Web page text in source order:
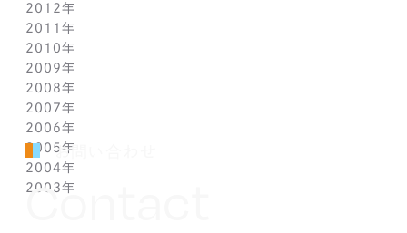
1月(2)
1月(2)
3月(1)
2月(1)
1月(2)
2月(1)
3月(1)
2月(1)
1月(1)
7月(1)
5月(1)
4月(1)
3月(1)
2月(1)
1月(1)
8月(1)
7月(1)
6月(1)
5月(1)
4月(1)
3月(1)
2月(1)
1月(1)
9月(1)
8月(1)
7月(1)
6月(1)
5月(1)
4月(1)
3月(1)
2月(1)
1月(1)
10月(1)
9月(1)
8月(1)
7月(1)
6月(1)
5月(1)
4月(1)
3月(1)
2月(1)
1月(1)
11月(1)
10月(1)
9月(1)
8月(1)
7月(1)
6月(1)
5月(1)
4月(1)
3月(1)
2月(1)
12月(1)
11月(1)
10月(1)
9月(1)
8月(1)
7月(1)
6月(1)
5月(1)
4月(1)
3月(1)
2012年
12月(1)
11月(1)
10月(1)
9月(1)
8月(1)
7月(1)
6月(1)
5月(1)
4月(1)
2011年
12月(1)
11月(1)
10月(1)
9月(1)
8月(1)
7月(1)
6月(1)
5月(1)
2010年
12月(1)
11月(1)
10月(1)
9月(1)
8月(1)
7月(1)
6月(1)
2009年
12月(1)
11月(1)
10月(1)
9月(1)
8月(1)
7月(1)
2008年
12月(1)
11月(1)
10月(1)
9月(1)
8月(1)
2007年
12月(1)
11月(1)
10月(1)
9月(1)
2006年
12月(1)
11月(1)
10月(1)
2005年
12月(1)
11月(1)
2004年
12月(1)
2003年
お問い合わせ
Contact